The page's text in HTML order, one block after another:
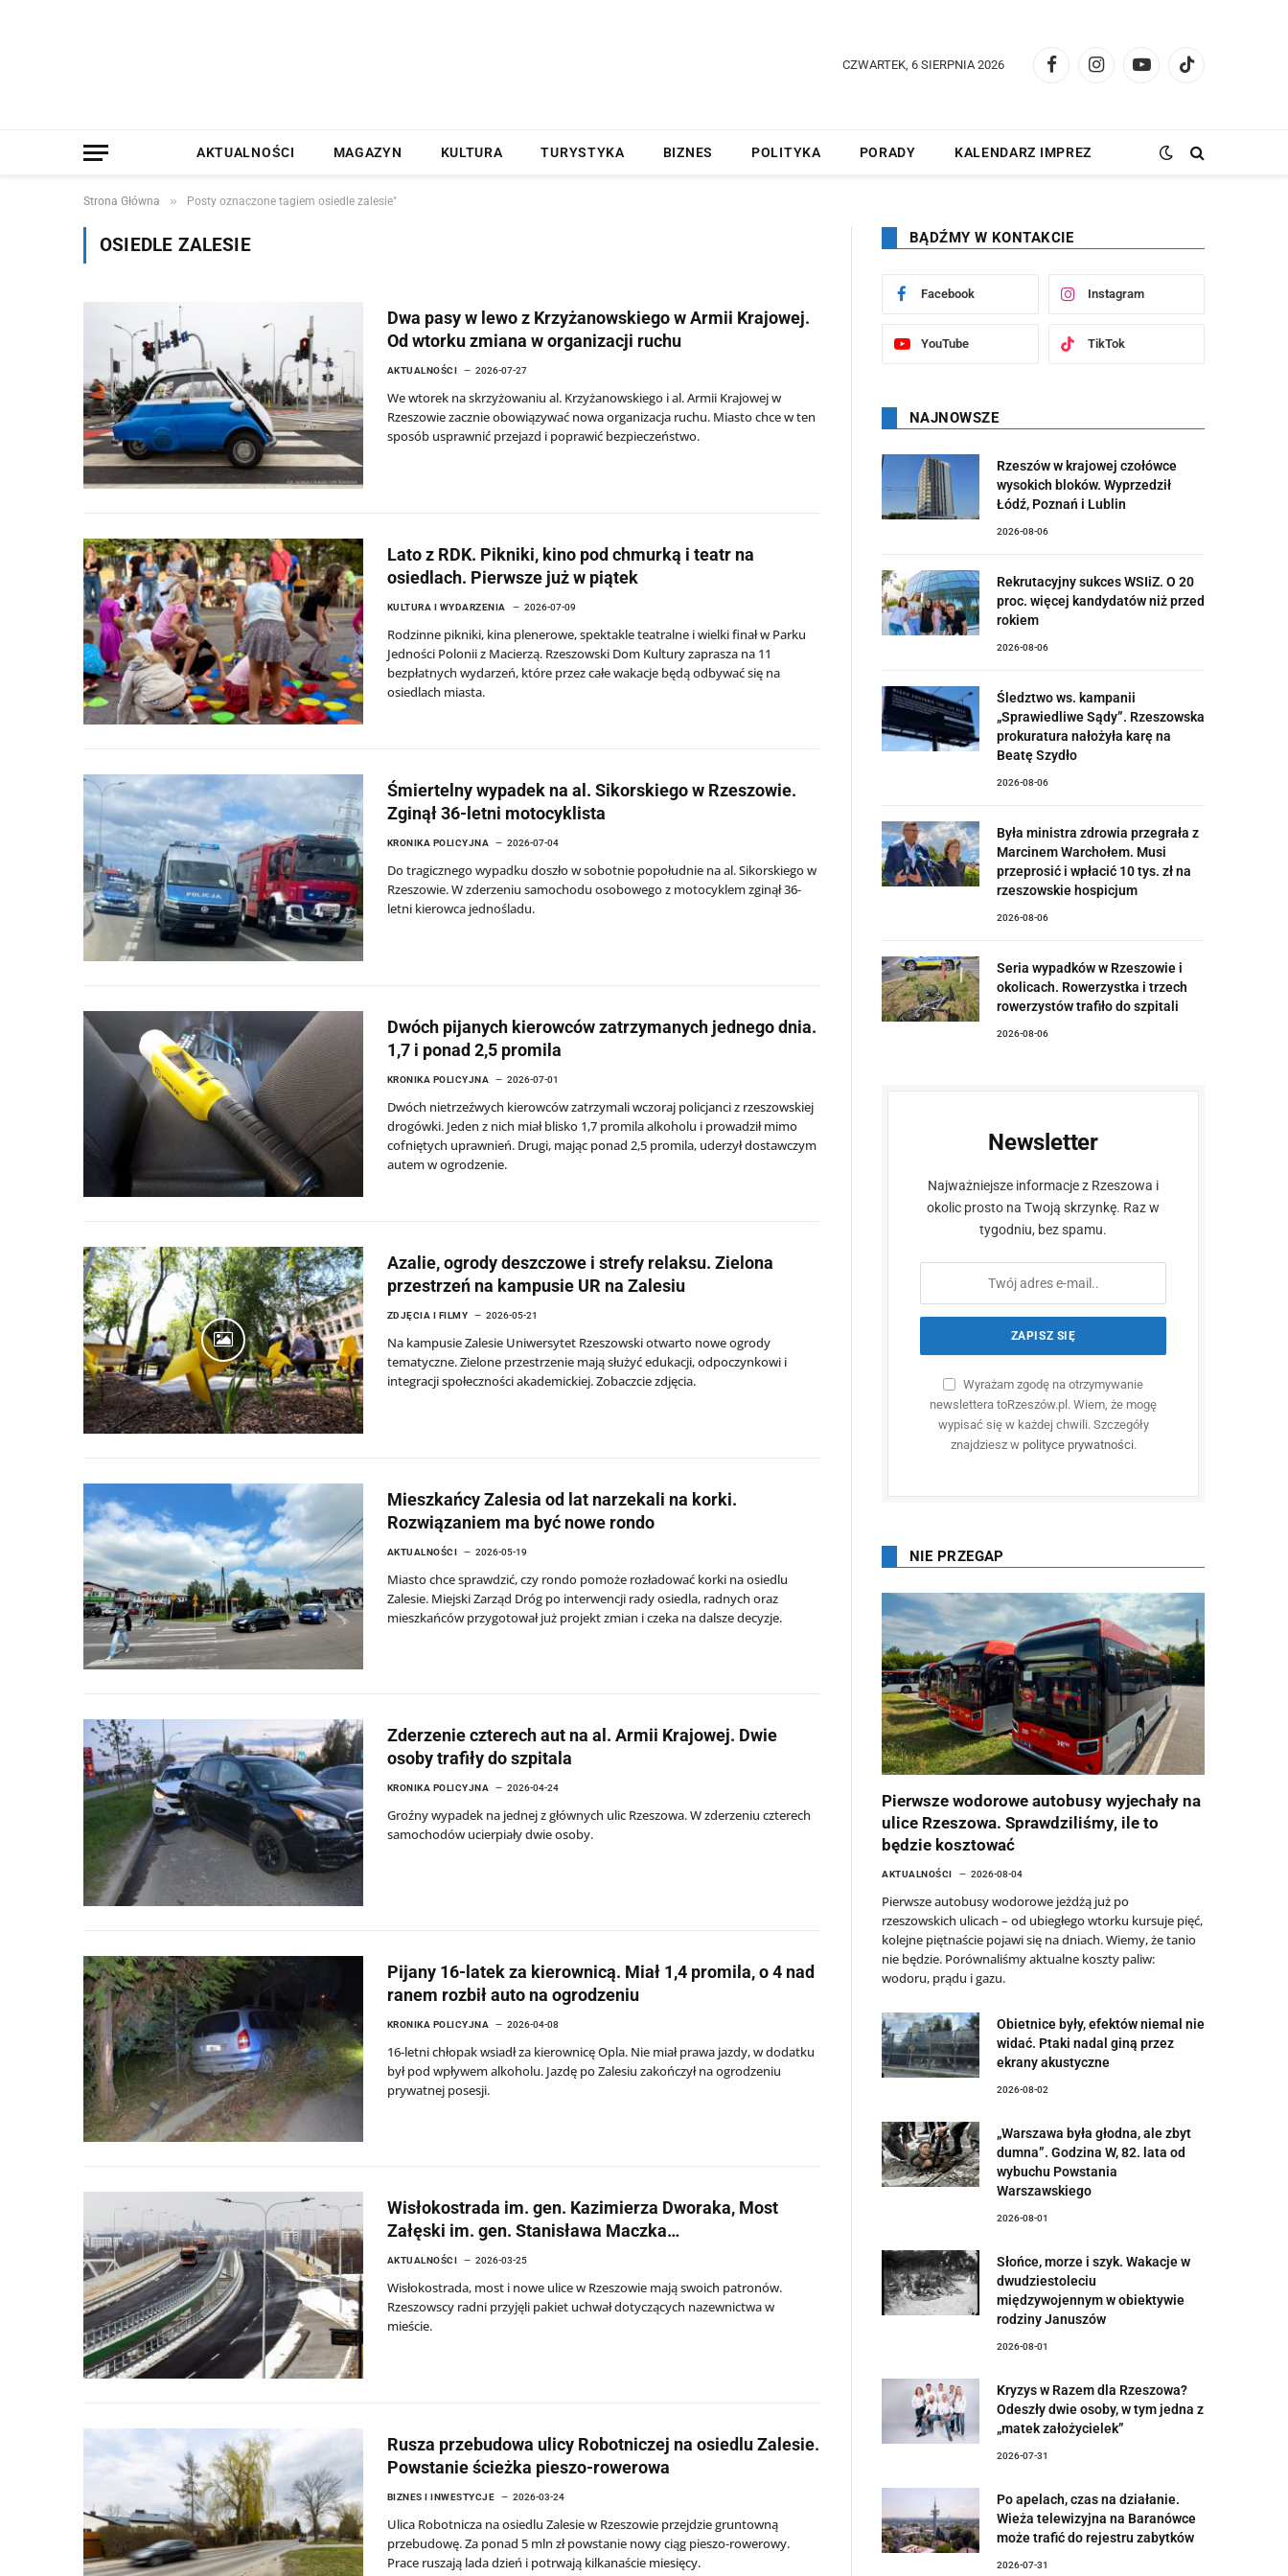
CZWARTEK, 6 SIERPNIA 2026
FacebookInstagramYouTubeTikTok
AKTUALNOŚCI MAGAZYN KULTURA TURYSTYKA BIZNES POLITYKA PORADY KALENDARZ IMPREZ
Strona Główna » Posty oznaczone tagiem osiedle zalesie"
OSIEDLE ZALESIE
Dwa pasy w lewo z Krzyżanowskiego w Armii Krajowej.
Od wtorku zmiana w organizacji ruchu
AKTUALNOŚCI 2026-07-27
We wtorek na skrzyżowaniu al. Krzyżanowskiego i al. Armii Krajowej w
Rzeszowie zacznie obowiązywać nowa organizacja ruchu. Miasto chce w ten
sposób usprawnić przejazd i poprawić bezpieczeństwo.
Lato z RDK. Pikniki, kino pod chmurką i teatr na
osiedlach. Pierwsze już w piątek
KULTURA I WYDARZENIA 2026-07-09
Rodzinne pikniki, kina plenerowe, spektakle teatralne i wielki finał w Parku
Jedności Polonii z Macierzą. Rzeszowski Dom Kultury zaprasza na 11
bezpłatnych wydarzeń, które przez całe wakacje będą odbywać się na
osiedlach miasta.
Śmiertelny wypadek na al. Sikorskiego w Rzeszowie.
Zginął 36-letni motocyklista
KRONIKA POLICYJNA 2026-07-04
Do tragicznego wypadku doszło w sobotnie popołudnie na al. Sikorskiego w
Rzeszowie. W zderzeniu samochodu osobowego z motocyklem zginął 36-
letni kierowca jednośladu.
Dwóch pijanych kierowców zatrzymanych jednego dnia.
1,7 i ponad 2,5 promila
KRONIKA POLICYJNA 2026-07-01
Dwóch nietrzeźwych kierowców zatrzymali wczoraj policjanci z rzeszowskiej
drogówki. Jeden z nich miał blisko 1,7 promila alkoholu i prowadził mimo
cofniętych uprawnień. Drugi, mając ponad 2,5 promila, uderzył dostawczym
autem w ogrodzenie.
Azalie, ogrody deszczowe i strefy relaksu. Zielona
przestrzeń na kampusie UR na Zalesiu
ZDJĘCIA I FILMY 2026-05-21
Na kampusie Zalesie Uniwersytet Rzeszowski otwarto nowe ogrody
tematyczne. Zielone przestrzenie mają służyć edukacji, odpoczynkowi i
integracji społeczności akademickiej. Zobaczcie zdjęcia.
Mieszkańcy Zalesia od lat narzekali na korki.
Rozwiązaniem ma być nowe rondo
AKTUALNOŚCI 2026-05-19
Miasto chce sprawdzić, czy rondo pomoże rozładować korki na osiedlu
Zalesie. Miejski Zarząd Dróg po interwencji rady osiedla, radnych oraz
mieszkańców przygotował już projekt zmian i czeka na dalsze decyzje.
Zderzenie czterech aut na al. Armii Krajowej. Dwie
osoby trafiły do szpitala
KRONIKA POLICYJNA 2026-04-24
Groźny wypadek na jednej z głównych ulic Rzeszowa. W zderzeniu czterech
samochodów ucierpiały dwie osoby.
Pijany 16-latek za kierownicą. Miał 1,4 promila, o 4 nad
ranem rozbił auto na ogrodzeniu
KRONIKA POLICYJNA 2026-04-08
16-letni chłopak wsiadł za kierownicę Opla. Nie miał prawa jazdy, w dodatku
był pod wpływem alkoholu. Jazdę po Zalesiu zakończył na ogrodzeniu
prywatnej posesji.
Wisłokostrada im. gen. Kazimierza Dworaka, Most
Załęski im. gen. Stanisława Maczka…
AKTUALNOŚCI 2026-03-25
Wisłokostrada, most i nowe ulice w Rzeszowie mają swoich patronów.
Rzeszowscy radni przyjęli pakiet uchwał dotyczących nazewnictwa w
mieście.
Rusza przebudowa ulicy Robotniczej na osiedlu Zalesie.
Powstanie ścieżka pieszo-rowerowa
BIZNES I INWESTYCJE 2026-03-24
Ulica Robotnicza na osiedlu Zalesie w Rzeszowie przejdzie gruntowną
przebudowę. Za ponad 5 mln zł powstanie nowy ciąg pieszo-rowerowy.
Prace ruszają lada dzień i potrwają kilkanaście miesięcy.
BĄDŹMY W KONTAKCIE
Facebook Instagram
YouTube TikTok
NAJNOWSZE
Rzeszów w krajowej czołówce
wysokich bloków. Wyprzedził
Łódź, Poznań i Lublin
2026-08-06
Rekrutacyjny sukces WSIiZ. O 20
proc. więcej kandydatów niż przed
rokiem
2026-08-06
Śledztwo ws. kampanii
„Sprawiedliwe Sądy”. Rzeszowska
prokuratura nałożyła karę na
Beatę Szydło
2026-08-06
Była ministra zdrowia przegrała z
Marcinem Warchołem. Musi
przeprosić i wpłacić 10 tys. zł na
rzeszowskie hospicjum
2026-08-06
Seria wypadków w Rzeszowie i
okolicach. Rowerzystka i trzech
rowerzystów trafiło do szpitali
2026-08-06
Newsletter
Najważniejsze informacje z Rzeszowa i
okolic prosto na Twoją skrzynkę. Raz w
tygodniu, bez spamu.
Wyrażam zgodę na otrzymywanie
newslettera toRzeszów.pl. Wiem, że mogę
wypisać się w każdej chwili. Szczegóły
znajdziesz w polityce prywatności.
NIE PRZEGAP
Pierwsze wodorowe autobusy wyjechały na
ulice Rzeszowa. Sprawdziliśmy, ile to
będzie kosztować
AKTUALNOŚCI 2026-08-04
Pierwsze autobusy wodorowe jeżdżą już po
rzeszowskich ulicach – od ubiegłego wtorku kursuje pięć,
kolejne piętnaście pojawi się na dniach. Wiemy, że tanio
nie będzie. Porównaliśmy aktualne koszty paliw:
wodoru, prądu i gazu.
Obietnice były, efektów niemal nie
widać. Ptaki nadal giną przez
ekrany akustyczne
2026-08-02
„Warszawa była głodna, ale zbyt
dumna”. Godzina W, 82. lata od
wybuchu Powstania
Warszawskiego
2026-08-01
Słońce, morze i szyk. Wakacje w
dwudziestoleciu
międzywojennym w obiektywie
rodziny Januszów
2026-08-01
Kryzys w Razem dla Rzeszowa?
Odeszły dwie osoby, w tym jedna z
„matek założycielek”
2026-07-31
Po apelach, czas na działanie.
Wieża telewizyjna na Baranówce
może trafić do rejestru zabytków
2026-07-31